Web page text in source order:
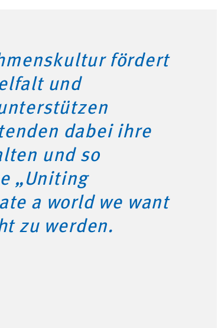
fördert
und
dabei ihre
und so
„Uniting
a world we want
zu werden.